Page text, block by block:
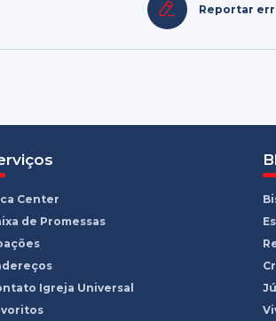
Reportar
Center
de Promessas
Igreja Universal